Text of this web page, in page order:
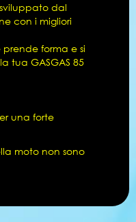
dal
con i migliori
forma e si
tua GASGAS 85
una forte
moto non sono